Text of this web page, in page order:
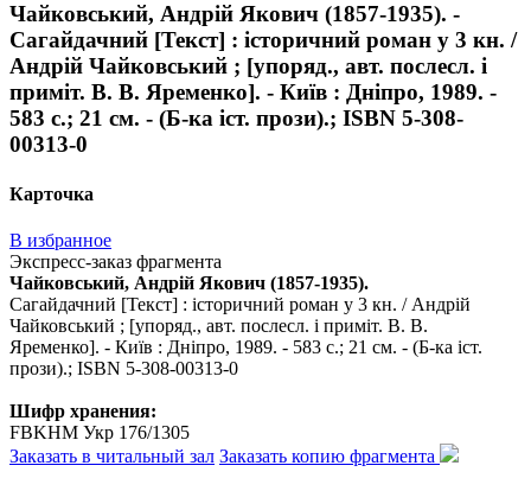
Чайковський, Андрій Якович (1857-1935). -
Сагайдачний [Текст] : історичний роман у 3 кн. /
Андрій Чайковський ; [упоряд., авт. послесл. і
приміт. В. В. Яременко]. - Київ : Дніпро, 1989. -
583 с.; 21 см. - (Б-ка іст. прози).; ISBN 5-308-
00313-0
Карточка
В избранное
Экспресс-заказ фрагмента
Чайковський, Андрій Якович (1857-1935).
Сагайдачний [Текст] : історичний роман у 3 кн. / Андрій
Чайковський ; [упоряд., авт. послесл. і приміт. В. В.
Яременко]. - Київ : Дніпро, 1989. - 583 с.; 21 см. - (Б-ка іст.
прози).; ISBN 5-308-00313-0
Шифр хранения:
FBKHM Укр 176/1305
Заказать в читальный зал Заказать копию фрагмента